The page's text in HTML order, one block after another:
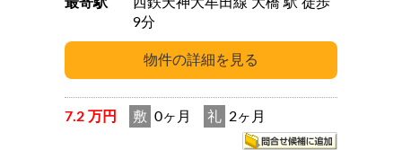
9分
7.2 万円 敷 0ヶ月 礼 2ヶ月